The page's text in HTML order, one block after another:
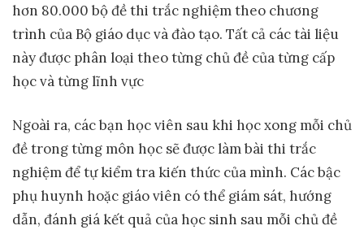
hơn 80.000 bộ đề thi trắc nghiệm theo chương
trình của Bộ giáo dục và đào tạo. Tất cả các tài liệu
này được phân loại theo từng chủ đề của từng cấp
học và từng lĩnh vực
Ngoài ra, các bạn học viên sau khi học xong mỗi chủ
đề trong từng môn học sẽ được làm bài thi trắc
nghiệm để tự kiểm tra kiến thức của mình. Các bậc
phụ huynh hoặc giáo viên có thể giám sát, hướng
dẫn, đánh giá kết quả của học sinh sau mỗi chủ đề